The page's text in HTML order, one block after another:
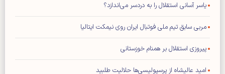
یاسر آسانی استقلال را به دردسر می‌اندازد؟
مربی سابق تیم ملی فوتبال ایران روی نیمکت ایتالیا
پیروزی استقلال بر همنام خوزستانی
امید عالیشاه از پرسپولیسی‌ها حلالیت طلبید